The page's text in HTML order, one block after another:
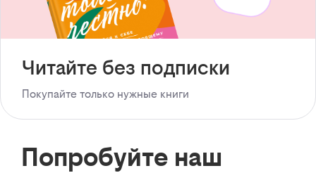
Читайте без подписки
Покупайте только нужные книги
Попробуйте наш